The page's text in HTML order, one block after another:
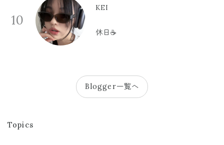
10
KEI
休日☕️
Blogger一覧へ
Topics